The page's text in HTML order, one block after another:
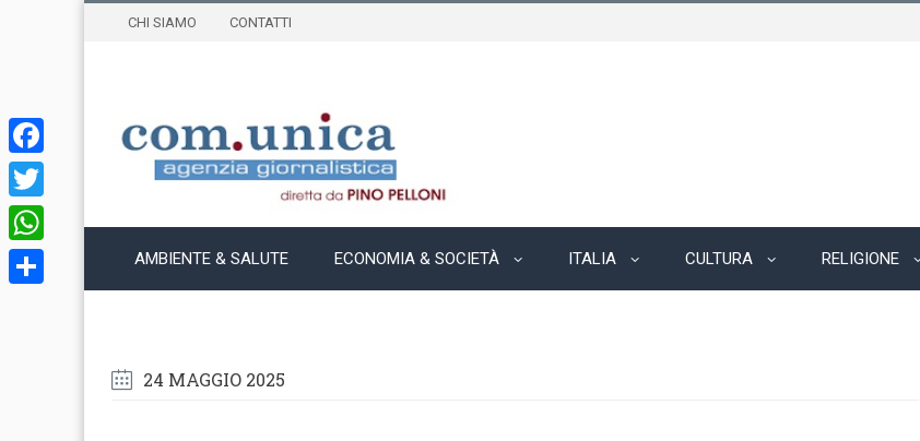
CHI SIAMO CONTATTI
AMBIENTE & SALUTE ECONOMIA & SOCIETÀ ITALIA CULTURA RELIGIONE
24 MAGGIO 2025
Facebook
Twitter
WhatsApp